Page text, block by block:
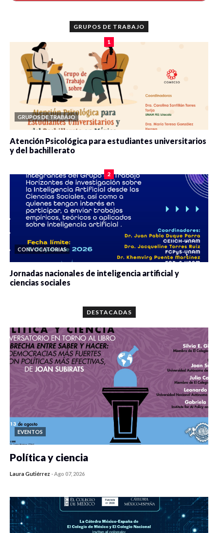
GRUPOS DE TRABAJO
1
GRUPOS DE TRABAJO
Atención Psicológica para estudiantes universitarios
y del bachillerato
2
CONVOCATORIAS
Jornadas nacionales de inteligencia artificial y
ciencias sociales
DESTACADAS
EVENTOS
Política y ciencia
Laura Gutiérrez -Ago 07, 2026